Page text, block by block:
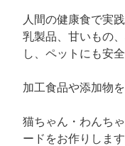
人間の健康食で実
乳製品、甘いもの
し、ペットにも安
加工食品や添加物
猫ちゃん・わんち
ードをお作りします